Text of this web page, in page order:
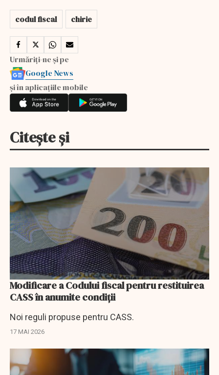
codul fiscal chirie
Urmăriți-ne și pe
Google News
și în aplicațiile mobile
Citește și
Modificare a Codului fiscal pentru restituirea
CASS în anumite condiţii
Noi reguli propuse pentru CASS.
17 MAI 2026